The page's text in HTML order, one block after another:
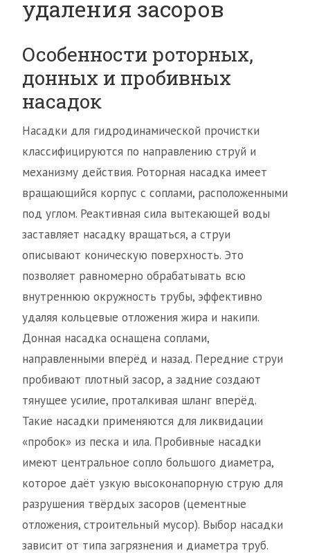
удаления засоров
Особенности роторных,
донных и пробивных
насадок
Насадки для гидродинамической прочистки
классифицируются по направлению струй и
механизму действия. Роторная насадка имеет
вращающийся корпус с соплами, расположенными
под углом. Реактивная сила вытекающей воды
заставляет насадку вращаться, а струи
описывают коническую поверхность. Это
позволяет равномерно обрабатывать всю
внутреннюю окружность трубы, эффективно
удаляя кольцевые отложения жира и накипи.
Донная насадка оснащена соплами,
направленными вперёд и назад. Передние струи
пробивают плотный засор, а задние создают
тянущее усилие, проталкивая шланг вперёд.
Такие насадки применяются для ликвидации
«пробок» из песка и ила. Пробивные насадки
имеют центральное сопло большого диаметра,
которое даёт узкую высоконапорную струю для
разрушения твёрдых засоров (цементные
отложения, строительный мусор). Выбор насадки
зависит от типа загрязнения и диаметра труб.